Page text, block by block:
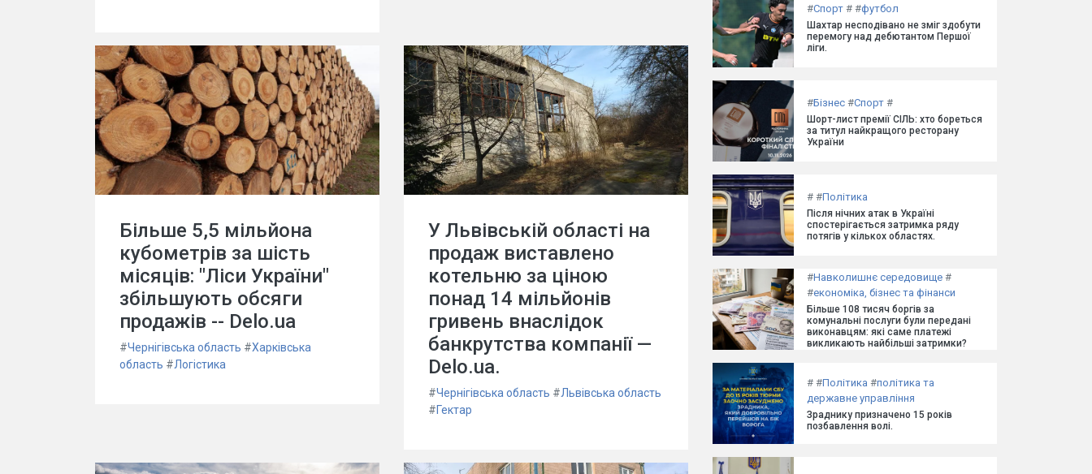
Більше 5,5 мільйона
кубометрів за шість
місяців: "Ліси України"
збільшують обсяги
продажів -- Delo.ua
#Чернігівська область #Харківська
область #Логістика
У Львівській області на
продаж виставлено
котельню за ціною
понад 14 мільйонів
гривень внаслідок
банкрутства компанії —
Delo.ua.
#Чернігівська область #Львівська область
#Гектар
#Спорт # #футбол
Шахтар несподівано не зміг здобути
перемогу над дебютантом Першої
ліги.
#Бізнес #Спорт #
Шорт-лист премії СІЛЬ: хто бореться
за титул найкращого ресторану
України
# #Політика
Після нічних атак в Україні
спостерігається затримка ряду
потягів у кількох областях.
#Навколишнє середовище #
#економіка, бізнес та фінанси
Більше 108 тисяч боргів за
комунальні послуги були передані
виконавцям: які саме платежі
викликають найбільші затримки?
# #Політика #політика та
державне управління
Зраднику призначено 15 років
позбавлення волі.